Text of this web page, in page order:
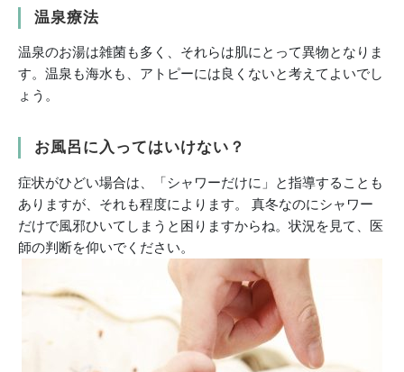
温泉療法
温泉のお湯は雑菌も多く、それらは肌にとって異物となりま
す。温泉も海水も、アトピーには良くないと考えてよいでし
ょう。
お風呂に入ってはいけない？
症状がひどい場合は、「シャワーだけに」と指導することも
ありますが、それも程度によります。 真冬なのにシャワー
だけで風邪ひいてしまうと困りますからね。状況を見て、医
師の判断を仰いでください。